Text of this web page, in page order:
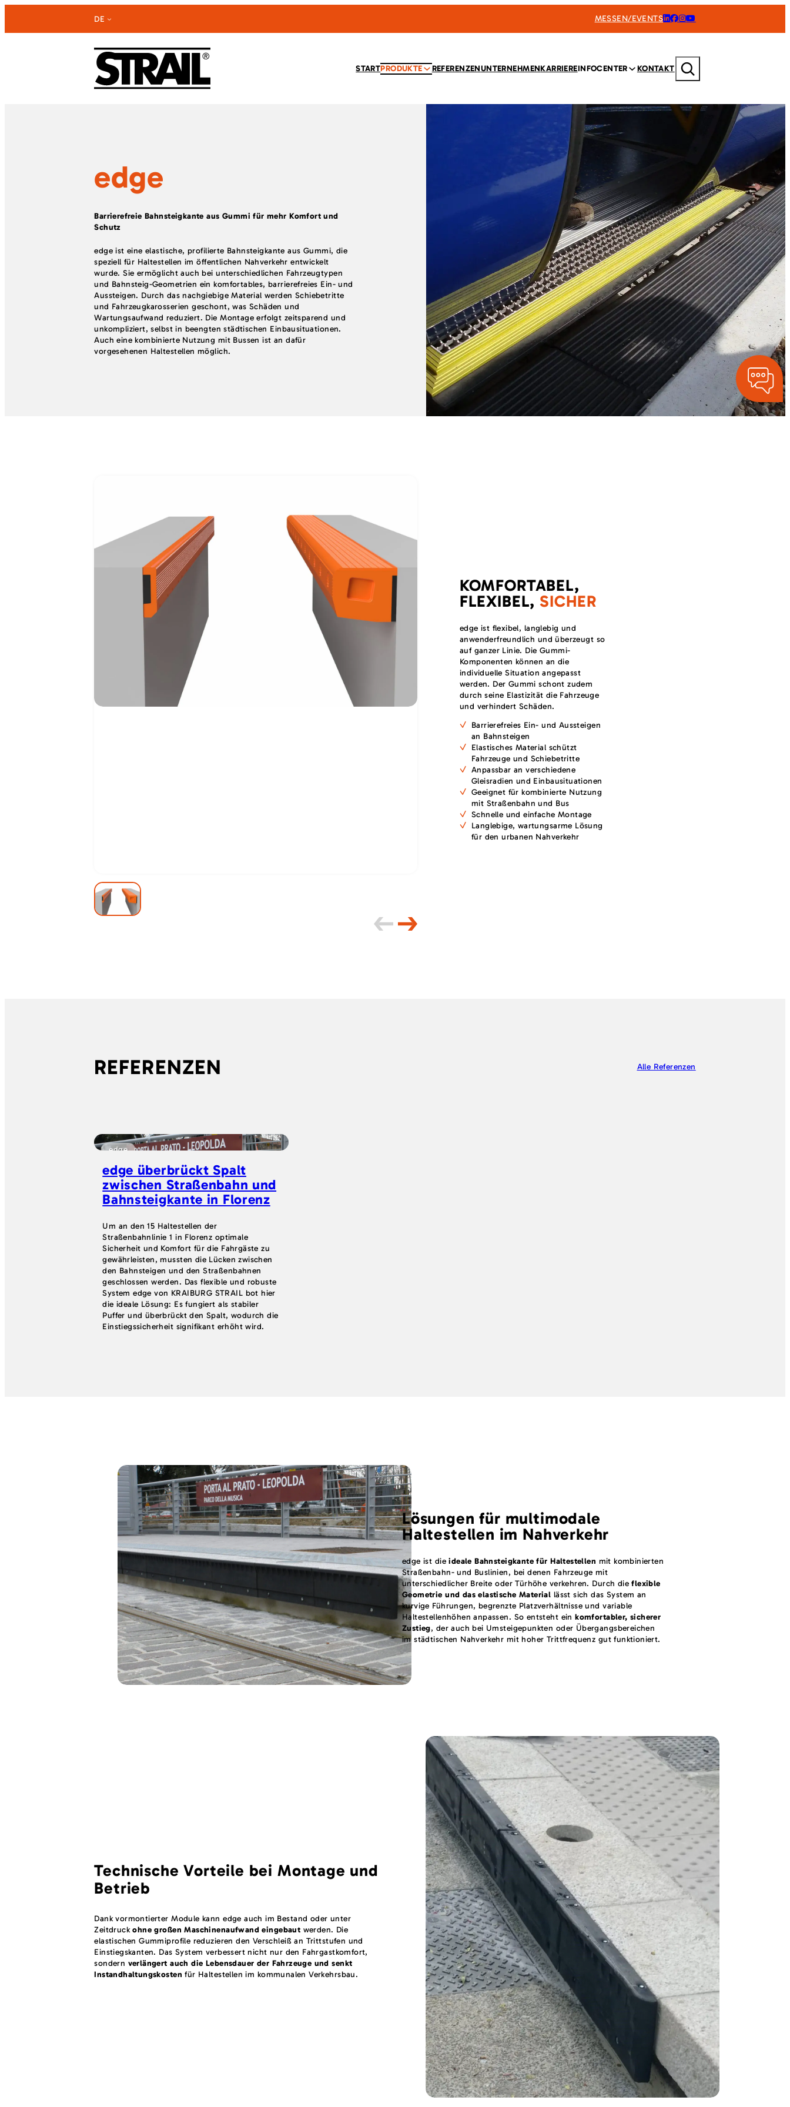
springen
DE MESSEN/EVENTS
STARTPRODUKTE REFERENZENUNTERNEHMENKARRIEREINFOCENTER KONTAKT
Suchen
edge
Barrierefreie Bahnsteigkante aus Gummi für mehr Komfort und
Schutz
edge ist eine elastische, profilierte Bahnsteigkante aus Gummi, die
speziell für Haltestellen im öffentlichen Nahverkehr entwickelt
wurde. Sie ermöglicht auch bei unterschiedlichen Fahrzeugtypen
und Bahnsteig-Geometrien ein komfortables, barrierefreies Ein- und
Aussteigen. Durch das nachgiebige Material werden Schiebetritte
und Fahrzeugkarosserien geschont, was Schäden und
Wartungsaufwand reduziert. Die Montage erfolgt zeitsparend und
unkompliziert, selbst in beengten städtischen Einbausituationen.
Auch eine kombinierte Nutzung mit Bussen ist an dafür
vorgesehenen Haltestellen möglich.
KOMFORTABEL,
FLEXIBEL,SICHER
edge ist flexibel, langlebig und
anwenderfreundlich und überzeugt so
auf ganzer Linie. Die Gummi-
Komponenten können an die
individuelle Situation angepasst
werden. Der Gummi schont zudem
durch seine Elastizität die Fahrzeuge
und verhindert Schäden.
Barrierefreies Ein- und Aussteigen
an Bahnsteigen
Elastisches Material schützt
Fahrzeuge und Schiebetritte
Anpassbar an verschiedene
Gleisradien und Einbausituationen
Geeignet für kombinierte Nutzung
mit Straßenbahn und Bus
Schnelle und einfache Montage
Langlebige, wartungsarme Lösung
für den urbanen Nahverkehr
REFERENZEN Alle Referenzen
edge
edge überbrückt Spalt
zwischen Straßenbahn und
Bahnsteigkante in Florenz
Um an den 15 Haltestellen der
Straßenbahnlinie 1 in Florenz optimale
Sicherheit und Komfort für die Fahrgäste zu
gewährleisten, mussten die Lücken zwischen
den Bahnsteigen und den Straßenbahnen
geschlossen werden. Das flexible und robuste
System edge von KRAIBURG STRAIL bot hier
die ideale Lösung: Es fungiert als stabiler
Puffer und überbrückt den Spalt, wodurch die
Einstiegssicherheit signifikant erhöht wird.
Lösungen für multimodale
Haltestellen im Nahverkehr
edge ist dieideale Bahnsteigkante für Haltestellen mit kombinierten
Straßenbahn- und Buslinien, bei denen Fahrzeuge mit
unterschiedlicher Breite oder Türhöhe verkehren. Durch dieflexible
Geometrie und das elastische Material lässt sich das System an
kurvige Führungen, begrenzte Platzverhältnisse und variable
Haltestellenhöhen anpassen. So entsteht einkomfortabler, sicherer
Zustieg, der auch bei Umsteigepunkten oder Übergangsbereichen
im städtischen Nahverkehr mit hoher Trittfrequenz gut funktioniert.
Technische Vorteile bei Montage und
Betrieb
Dank vormontierter Module kann edge auch im Bestand oder unter
Zeitdruckohne großen Maschinenaufwand eingebaut werden. Die
elastischen Gummiprofile reduzieren den Verschleiß an Trittstufen und
Einstiegskanten. Das System verbessert nicht nur den Fahrgastkomfort,
sondern verlängert auch die Lebensdauer der Fahrzeuge und senkt
Instandhaltungskosten für Haltestellen im kommunalen Verkehrsbau.